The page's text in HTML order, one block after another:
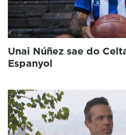
Unai Núñez sae do
Espanyol